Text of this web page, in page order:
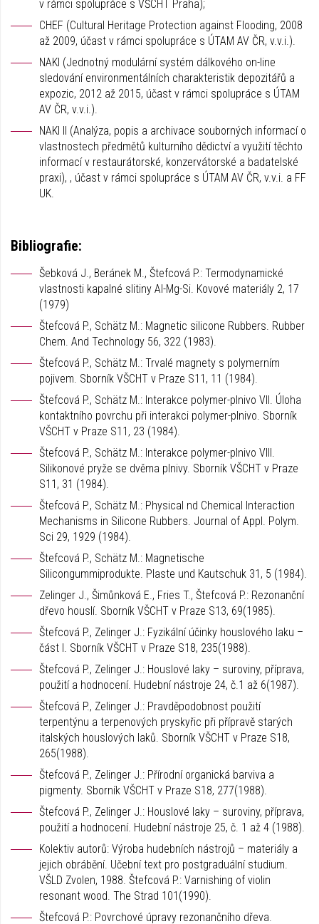
v rámci spolupráce s VŠCHT Praha);
CHEF (Cultural Heritage Protection against Flooding, 2008
až 2009, účast v rámci spolupráce s ÚTAM AV ČR, v.v.i.).
NAKI (Jednotný modulární systém dálkového on-line
sledování environmentálních charakteristik depozitářů a
expozic, 2012 až 2015, účast v rámci spolupráce s ÚTAM
AV ČR, v.v.i.).
NAKI II (Analýza, popis a archivace souborných informací o
vlastnostech předmětů kulturního dědictví a využití těchto
informací v restaurátorské, konzervátorské a badatelské
praxi), , účast v rámci spolupráce s ÚTAM AV ČR, v.v.i. a FF
UK.
Bibliografie:
Šebková J., Beránek M., Štefcová P.: Termodynamické
vlastnosti kapalné slitiny Al-Mg-Si. Kovové materiály 2, 17
(1979)
Štefcová P., Schätz M.: Magnetic silicone Rubbers. Rubber
Chem. And Technology 56, 322 (1983).
Štefcová P., Schätz M.: Trvalé magnety s polymerním
pojivem. Sborník VŠCHT v Praze S11, 11 (1984).
Štefcová P., Schätz M.: Interakce polymer-plnivo VII. Úloha
kontaktního povrchu při interakci polymer-plnivo. Sborník
VŠCHT v Praze S11, 23 (1984).
Štefcová P., Schätz M.: Interakce polymer-plnivo VIII.
Silikonové pryže se dvěma plnivy. Sborník VŠCHT v Praze
S11, 31 (1984).
Štefcová P., Schätz M.: Physical nd Chemical Interaction
Mechanisms in Silicone Rubbers. Journal of Appl. Polym.
Sci 29, 1929 (1984).
Štefcová P., Schätz M.: Magnetische
Silicongummiprodukte. Plaste und Kautschuk 31, 5 (1984).
Zelinger J., Šimůnková E., Fries T., Štefcová P.: Rezonanční
dřevo houslí. Sborník VŠCHT v Praze S13, 69(1985).
Štefcová P., Zelinger J.: Fyzikální účinky houslového laku –
část I. Sborník VŠCHT v Praze S18, 235(1988).
Štefcová P., Zelinger J.: Houslové laky – suroviny, příprava,
použití a hodnocení. Hudební nástroje 24, č.1 až 6(1987).
Štefcová P., Zelinger J.: Pravděpodobnost použití
terpentýnu a terpenových pryskyřic při přípravě starých
italských houslových laků. Sborník VŠCHT v Praze S18,
265(1988).
Štefcová P., Zelinger J.: Přírodní organická barviva a
pigmenty. Sborník VŠCHT v Praze S18, 277(1988).
Štefcová P., Zelinger J.: Houslové laky – suroviny, příprava,
použití a hodnocení. Hudební nástroje 25, č. 1 až 4 (1988).
Kolektiv autorů: Výroba hudebních nástrojů – materiály a
jejich obrábění. Učební text pro postgraduální studium.
VŠLD Zvolen, 1988. Štefcová P.: Varnishing of violin
resonant wood. The Strad 101(1990).
Štefcová P.: Povrchové úpravy rezonančního dřeva.